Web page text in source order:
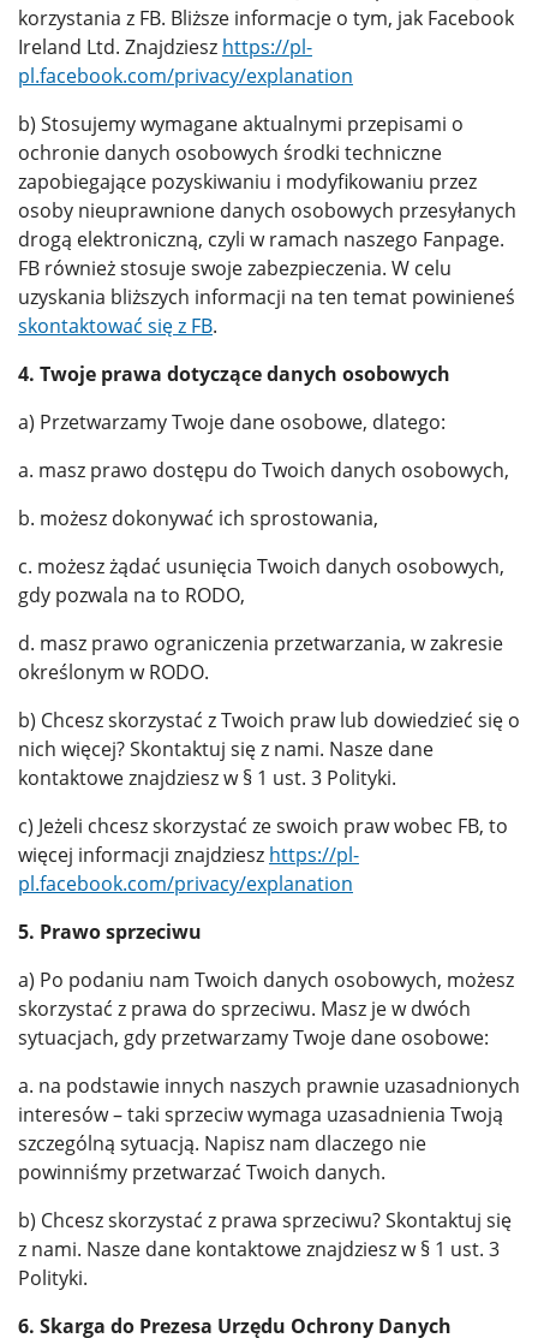
korzystania z FB. Bliższe informacje o tym, jak Facebook
Ireland Ltd. Znajdziesz https://pl-
pl.facebook.com/privacy/explanation
b) Stosujemy wymagane aktualnymi przepisami o
ochronie danych osobowych środki techniczne
zapobiegające pozyskiwaniu i modyfikowaniu przez
osoby nieuprawnione danych osobowych przesyłanych
drogą elektroniczną, czyli w ramach naszego Fanpage.
FB również stosuje swoje zabezpieczenia. W celu
uzyskania bliższych informacji na ten temat powinieneś
skontaktować się z FB.
4. Twoje prawa dotyczące danych osobowych
a) Przetwarzamy Twoje dane osobowe, dlatego:
a. masz prawo dostępu do Twoich danych osobowych,
b. możesz dokonywać ich sprostowania,
c. możesz żądać usunięcia Twoich danych osobowych,
gdy pozwala na to RODO,
d. masz prawo ograniczenia przetwarzania, w zakresie
określonym w RODO.
b) Chcesz skorzystać z Twoich praw lub dowiedzieć się o
nich więcej? Skontaktuj się z nami. Nasze dane
kontaktowe znajdziesz w § 1 ust. 3 Polityki.
c) Jeżeli chcesz skorzystać ze swoich praw wobec FB, to
więcej informacji znajdziesz https://pl-
pl.facebook.com/privacy/explanation
5. Prawo sprzeciwu
a) Po podaniu nam Twoich danych osobowych, możesz
skorzystać z prawa do sprzeciwu. Masz je w dwóch
sytuacjach, gdy przetwarzamy Twoje dane osobowe:
a. na podstawie innych naszych prawnie uzasadnionych
interesów – taki sprzeciw wymaga uzasadnienia Twoją
szczególną sytuacją. Napisz nam dlaczego nie
powinniśmy przetwarzać Twoich danych.
b) Chcesz skorzystać z prawa sprzeciwu? Skontaktuj się
z nami. Nasze dane kontaktowe znajdziesz w § 1 ust. 3
Polityki.
6. Skarga do Prezesa Urzędu Ochrony Danych